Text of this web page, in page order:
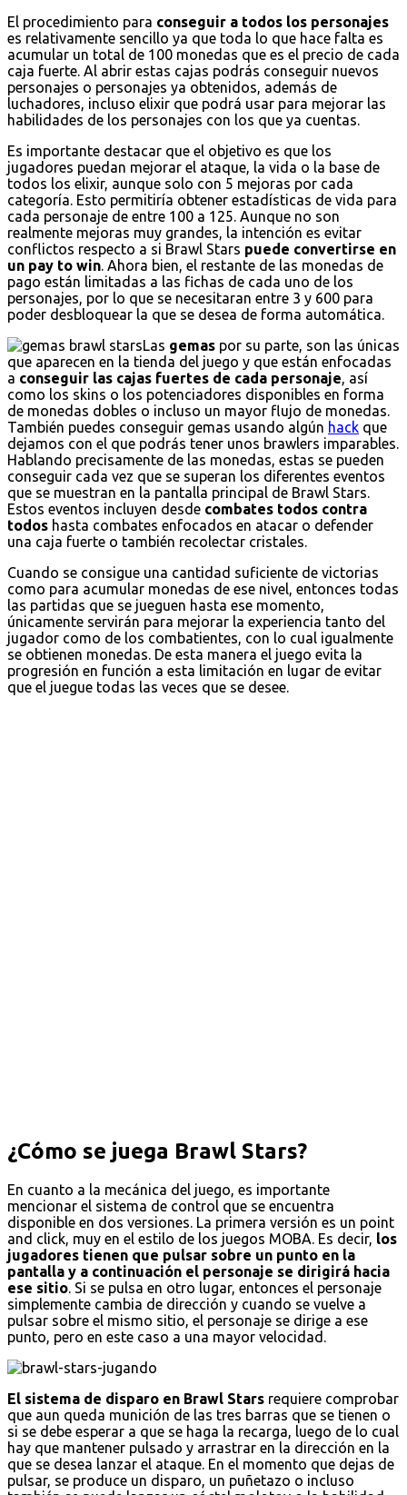
El procedimiento para conseguir a todos los personajes
es relativamente sencillo ya que toda lo que hace falta es
acumular un total de 100 monedas que es el precio de cada
caja fuerte. Al abrir estas cajas podrás conseguir nuevos
personajes o personajes ya obtenidos, además de
luchadores, incluso elixir que podrá usar para mejorar las
habilidades de los personajes con los que ya cuentas.
Es importante destacar que el objetivo es que los
jugadores puedan mejorar el ataque, la vida o la base de
todos los elixir, aunque solo con 5 mejoras por cada
categoría. Esto permitiría obtener estadísticas de vida para
cada personaje de entre 100 a 125. Aunque no son
realmente mejoras muy grandes, la intención es evitar
conflictos respecto a si Brawl Stars puede convertirse en
un pay to win . Ahora bien, el restante de las monedas de
pago están limitadas a las fichas de cada uno de los
personajes, por lo que se necesitaran entre 3 y 600 para
poder desbloquear la que se desea de forma automática.
Las gemas por su parte, son las únicas
que aparecen en la tienda del juego y que están enfocadas
a conseguir las cajas fuertes de cada personaje , así
como los skins o los potenciadores disponibles en forma
de monedas dobles o incluso un mayor flujo de monedas.
También puedes conseguir gemas usando algún hack que
dejamos con el que podrás tener unos brawlers imparables.
Hablando precisamente de las monedas, estas se pueden
conseguir cada vez que se superan los diferentes eventos
que se muestran en la pantalla principal de Brawl Stars.
Estos eventos incluyen desde combates todos contra
todos hasta combates enfocados en atacar o defender
una caja fuerte o también recolectar cristales.
Cuando se consigue una cantidad suficiente de victorias
como para acumular monedas de ese nivel, entonces todas
las partidas que se jueguen hasta ese momento,
únicamente servirán para mejorar la experiencia tanto del
jugador como de los combatientes, con lo cual igualmente
se obtienen monedas. De esta manera el juego evita la
progresión en función a esta limitación en lugar de evitar
que el juegue todas las veces que se desee.
¿Cómo se juega Brawl Stars?
En cuanto a la mecánica del juego, es importante
mencionar el sistema de control que se encuentra
disponible en dos versiones. La primera versión es un point
and click, muy en el estilo de los juegos MOBA. Es decir, los
jugadores tienen que pulsar sobre un punto en la
pantalla y a continuación el personaje se dirigirá hacia
ese sitio. Si se pulsa en otro lugar, entonces el personaje
simplemente cambia de dirección y cuando se vuelve a
pulsar sobre el mismo sitio, el personaje se dirige a ese
punto, pero en este caso a una mayor velocidad.
El sistema de disparo en Brawl Stars requiere comprobar
que aun queda munición de las tres barras que se tienen o
si se debe esperar a que se haga la recarga, luego de lo cual
hay que mantener pulsado y arrastrar en la dirección en la
que se desea lanzar el ataque. En el momento que dejas de
pulsar, se produce un disparo, un puñetazo o incluso